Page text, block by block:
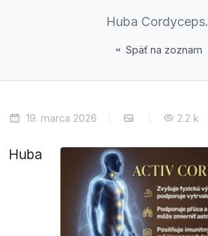
Huba Cordyceps.
Späť na zoznam
19. marca 2026 2.2 k
Huba